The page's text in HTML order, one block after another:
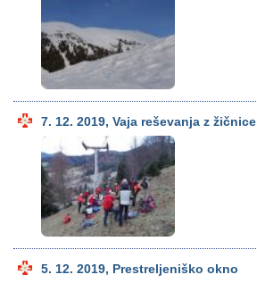
7. 12. 2019, Vaja reševanja z žičnice
5. 12. 2019, Prestreljeniško okno